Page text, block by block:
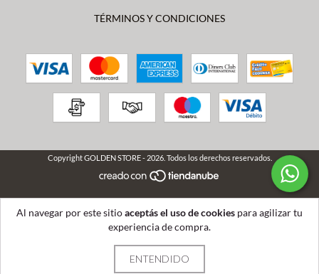
Al navegar por este sitioaceptás el uso de cookies para agilizar tu
experiencia de compra.
ENTENDIDO
TÉRMINOS Y CONDICIONES
Copyright GOLDEN STORE - 2026. Todos los derechos reservados.